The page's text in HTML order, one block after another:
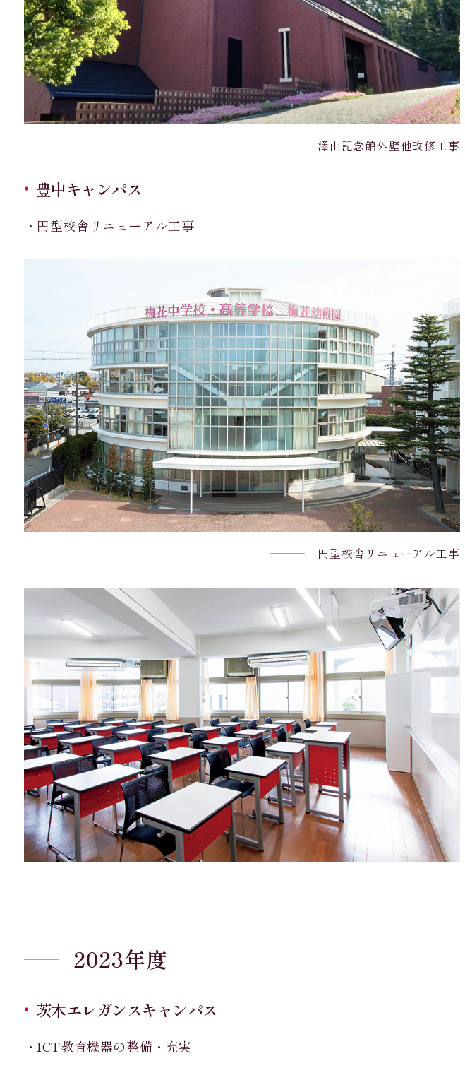
澤山記念館外壁他改修工事
豊中キャンパス
・円型校舎リニューアル工事
円型校舎リニューアル工事
2023年度
茨木エレガンスキャンパス
・ICT教育機器の整備・充実